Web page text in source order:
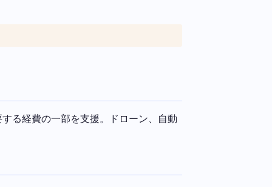
る経費の一部を支援。ドローン、自動